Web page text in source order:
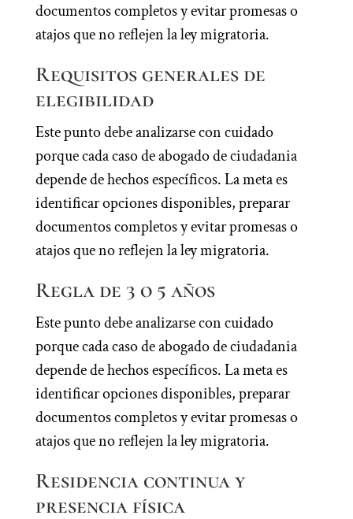
documentos completos y evitar promesas o
atajos que no reflejen la ley migratoria.
Requisitos generales de
elegibilidad
Este punto debe analizarse con cuidado
porque cada caso de abogado de ciudadania
depende de hechos específicos. La meta es
identificar opciones disponibles, preparar
documentos completos y evitar promesas o
atajos que no reflejen la ley migratoria.
Regla de 3 o 5 años
Este punto debe analizarse con cuidado
porque cada caso de abogado de ciudadania
depende de hechos específicos. La meta es
identificar opciones disponibles, preparar
documentos completos y evitar promesas o
atajos que no reflejen la ley migratoria.
Residencia continua y
presencia física